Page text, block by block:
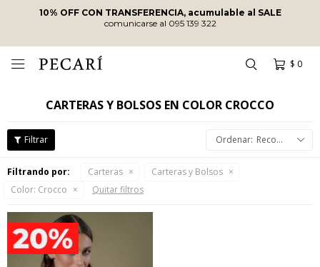
10% OFF CON TRANSFERENCIA, acumulable al SALE
comunicarse al 095 139 322
$ 0

CARTERAS Y BOLSOS EN COLOR CROCCO
Recomendados
Filtrando por: Carteras
Carteras y Bolsos
Color: Crocco Quitar filtros